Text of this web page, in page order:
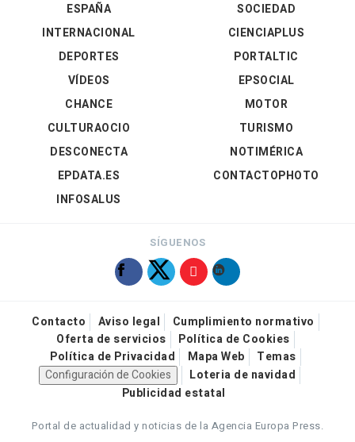
ESPAÑA
INTERNACIONAL
DEPORTES
VÍDEOS
SOCIEDAD
CIENCIAPLUS
PORTALTIC
EPSOCIAL
CHANCE
CULTURAOCIO
DESCONECTA
EPDATA.ES
INFOSALUS
MOTOR
TURISMO
NOTIMÉRICA
CONTACTOPHOTO
SÍGUENOS
Contacto Aviso legal
Cumplimiento normativo
Oferta de servicios
Política de Cookies
Política de Privacidad
Mapa Web
Temas
Configuración de Cookies
Loteria de navidad
Publicidad estatal
Portal de actualidad y noticias de la Agencia Europa Press.